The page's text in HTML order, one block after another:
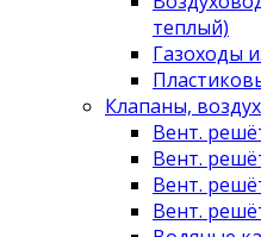
теплый)
Газоходы
Клапаны,
Вент.
Вент.
Вент.
Вент.